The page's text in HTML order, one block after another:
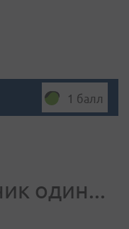
1 балл
один...